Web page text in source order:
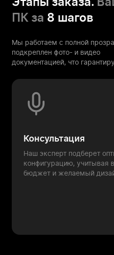
ПК за 8 шагов
Мы работаем с полной
подкреплен фото- и видео
документацией, что
Консультация
Наш эксперт подберет
конфигурацию, учитывая
бюджет и желаемый